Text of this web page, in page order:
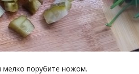
мелко порубите ножом.